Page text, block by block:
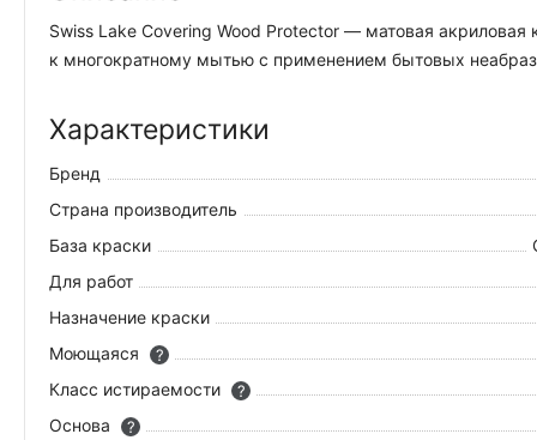
Swiss Lake Covering Wood Protector — матовая
к многократному мытью с применением бытовых
Характеристики
Бренд
Страна производитель
База краски
Для работ
Назначение краски
Моющаяся
?
Класс истираемости
?
Основа
?